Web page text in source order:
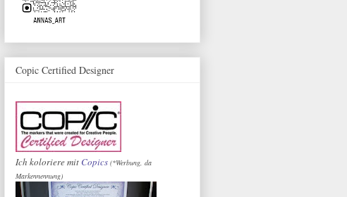
Copic Certified Designer
Ich koloriere mit Copics (*Werbung, da
Markennennung)